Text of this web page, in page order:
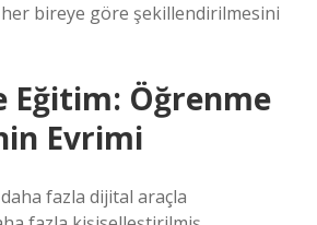
bireye göre şekillendirilmesini
Eğitim: Öğrenme
Evrimi
fazla dijital araçla